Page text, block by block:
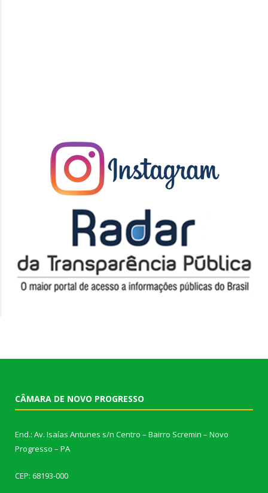
CÂMARA DE NOVO PROGRESSO
End.: Av. Isaías Antunes s/n Centro – Bairro Scremin – Novo
Progresso – PA
CEP: 68193-000